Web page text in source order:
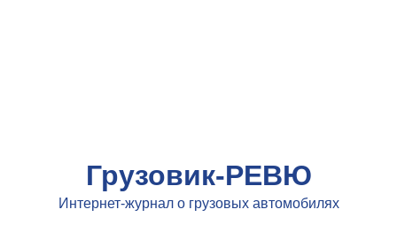
Грузовик-РЕВЮ
Интернет-журнал о грузовых автомобилях